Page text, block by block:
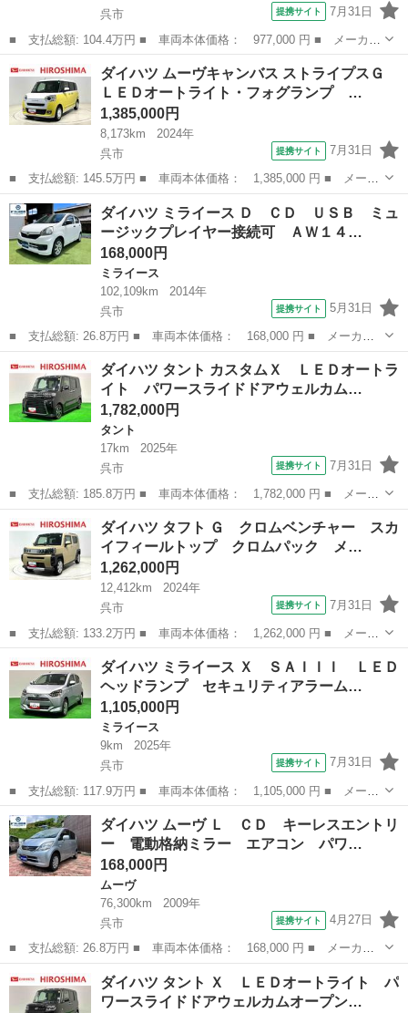
呉市
提携サイト 7月31日
■ 支払総額: 104.4万円 ■ 車両本体価格： 977,000 円 ■ メーカー
名： ダイハツ ■ 車種名： ハイゼットトラック ■ グレード
名： スタンダード ヘッドランプ 運転席ＳＲＳエアバック バ
ックソナー 電...
広島 呉市 ハイゼット
ダイハツ ムーヴキャンバス ストライプスＧ
ＬＥＤオートライト・フォグランプ …
1,385,000円
8,173km
2024年
呉市
提携サイト 7月31日
■ 支払総額: 145.5万円 ■ 車両本体価格： 1,385,000 円 ■ メーカ
ー名： ダイハツ ■ 車種名： ムーヴキャンバス ■ グレード
名： ストライプスＧ ＬＥＤオートライト・フォグランプ 電動パ
ーキングブレ...
広島 呉市 ダイハツ
ダイハツ ミライース Ｄ ＣＤ ＵＳＢ ミュ
ージックプレイヤー接続可 ＡＷ１４…
168,000円
ミライース
102,109km
2014年
呉市
提携サイト 5月31日
■ 支払総額: 26.8万円 ■ 車両本体価格： 168,000 円 ■ メーカー
名： ダイハツ ■ 車種名： ミライース ■ グレード名： Ｄ Ｃ
Ｄ ＵＳＢ ミュージックプレイヤー接続可 ＡＷ１４インチ キー
レスエントリ...
広島 呉市 ミライース
ダイハツ タント カスタムＸ ＬＥＤオートラ
イト パワースライドドアウェルカム…
1,782,000円
タント
17km
2025年
呉市
提携サイト 7月31日
■ 支払総額: 185.8万円 ■ 車両本体価格： 1,782,000 円 ■ メーカ
ー名： ダイハツ ■ 車種名： タント ■ グレード名： カスタム
Ｘ ＬＥＤオートライト パワースライドドアウェルカムオープン機
能 電動...
広島 呉市 タント
ダイハツ タフト Ｇ クロムベンチャー スカ
イフィールトップ クロムパック メ…
1,262,000円
12,412km
2024年
呉市
提携サイト 7月31日
■ 支払総額: 133.2万円 ■ 車両本体価格： 1,262,000 円 ■ メーカ
ー名： ダイハツ ■ 車種名： タフト ■ グレード名： Ｇ クロ
ムベンチャー スカイフィールトップ クロムパック メッキパッ
ク シルバ...
広島 呉市 ダイハツ
ダイハツ ミライース Ｘ ＳＡＩＩＩ ＬＥＤ
ヘッドランプ セキュリティアラーム…
1,105,000円
ミライース
9km
2025年
呉市
提携サイト 7月31日
■ 支払総額: 117.9万円 ■ 車両本体価格： 1,105,000 円 ■ メーカ
ー名： ダイハツ ■ 車種名： ミライース ■ グレード名： Ｘ
ＳＡＩＩＩ ＬＥＤヘッドランプ セキュリティアラーム コーナー
センサー...
広島 呉市 ミライース
ダイハツ ムーヴ Ｌ ＣＤ キーレスエントリ
ー 電動格納ミラー エアコン パワ…
168,000円
ムーヴ
76,300km
2009年
呉市
提携サイト 4月27日
■ 支払総額: 26.8万円 ■ 車両本体価格： 168,000 円 ■ メーカー
名： ダイハツ ■ 車種名： ムーヴ ■ グレード名： Ｌ ＣＤ
キーレスエントリー 電動格納ミラー エアコン パワーステアリン
グ パワーウ...
広島 呉市 ムーヴ
ダイハツ タント Ｘ ＬＥＤオートライト パ
ワースライドドアウェルカムオープン…